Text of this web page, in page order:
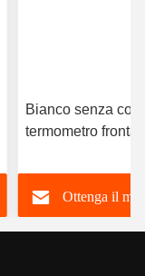
Bianco senza
termometro
certificata CE 2
batterie AAA
Ottenga il